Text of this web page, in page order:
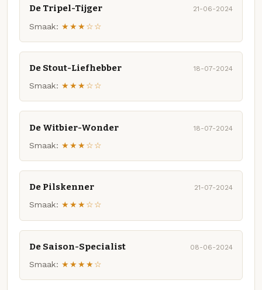
De Tripel-Tijger 21-06-2024
Smaak: ★★★☆☆
De Stout-Liefhebber 18-07-2024
Smaak: ★★★☆☆
De Witbier-Wonder 18-07-2024
Smaak: ★★★☆☆
De Pilskenner 21-07-2024
Smaak: ★★★☆☆
De Saison-Specialist 08-06-2024
Smaak: ★★★★☆